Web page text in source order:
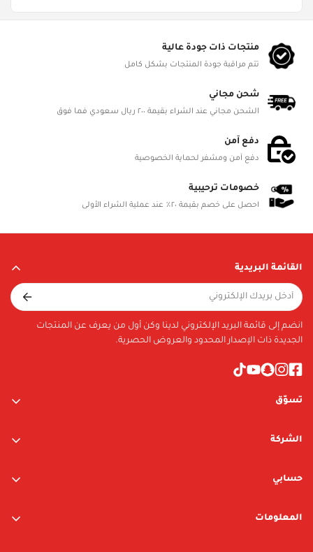
L 6.35cm, W 15.24cm, H 27.94cm
Not Required
No
Material
Plastic
Included in Package
FIGURE, ACCESSORY, BASE
منتجات ذات جودة عالية
تتم مراقبة جودة المنتجات بشكل كامل
شحن مجاني
الشحن مجاني عند الشراء بقيمة ٢٠٠ ريال سعودي فما فوق
دفع آمن
دفع آمن ومشفر لحماية الخصوصية
خصومات ترحيبية
احصل على خصم بقيمة ٢٠٪ عند عملية الشراء الأولى
تسوّق
متجر نيوبوي
العلامات التجارية
الشركة
حسابي
المعلومات
القائمة البريدية
انضم إلى قائمة البريد الإلكتروني لدينا وكن أول من يعرف عن المنتجات
الجديدة ذات الإصدار المحدود والعروض الحصرية.